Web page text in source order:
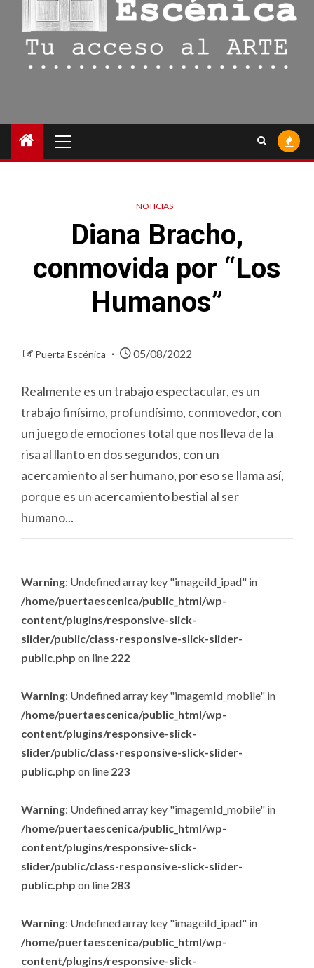
principal
NOTICIAS
Diana Bracho,
conmovida por “Los
Humanos”
Puerta Escénica 05/08/2022
Realmente es un trabajo espectacular, es un
trabajo finísimo, profundísimo, conmovedor, con
un juego de emociones total que nos lleva de la
risa al llanto en dos segundos, con un
acercamiento al ser humano, por eso se llama así,
porque es un acercamiento bestial al ser
humano...
Warning: Undefined array key "imageiId_ipad" in
/home/puertaescenica/public_html/wp-
content/plugins/responsive-slick-
slider/public/class-responsive-slick-slider-
public.php on line 222
Warning: Undefined array key "imagemId_mobile" in
/home/puertaescenica/public_html/wp-
content/plugins/responsive-slick-
slider/public/class-responsive-slick-slider-
public.php on line 223
Warning: Undefined array key "imagemId_mobile" in
/home/puertaescenica/public_html/wp-
content/plugins/responsive-slick-
slider/public/class-responsive-slick-slider-
public.php on line 283
Warning: Undefined array key "imageiId_ipad" in
/home/puertaescenica/public_html/wp-
content/plugins/responsive-slick-